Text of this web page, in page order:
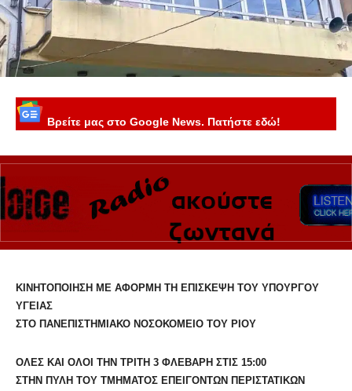
Βρείτε μας στο Google News. Πατήστε εδώ!
ΚΙΝΗΤΟΠΟΙΗΣΗ ΜΕ ΑΦΟΡΜΗ ΤΗ ΕΠΙΣΚΕΨΗ ΤΟΥ ΥΠΟΥΡΓΟΥ
ΥΓΕΙΑΣ
ΣΤΟ ΠΑΝΕΠΙΣΤΗΜΙΑΚΟ ΝΟΣΟΚΟΜΕΙΟ ΤΟΥ ΡΙΟΥ
ΟΛΕΣ ΚΑΙ ΟΛΟΙ ΤΗΝ ΤΡΙΤΗ 3 ΦΛΕΒΑΡΗ ΣΤΙΣ 15:00
ΣΤΗΝ ΠΥΛΗ ΤΟΥ ΤΜΗΜΑΤΟΣ ΕΠΕΙΓΟΝΤΩΝ ΠΕΡΙΣΤΑΤΙΚΩΝ